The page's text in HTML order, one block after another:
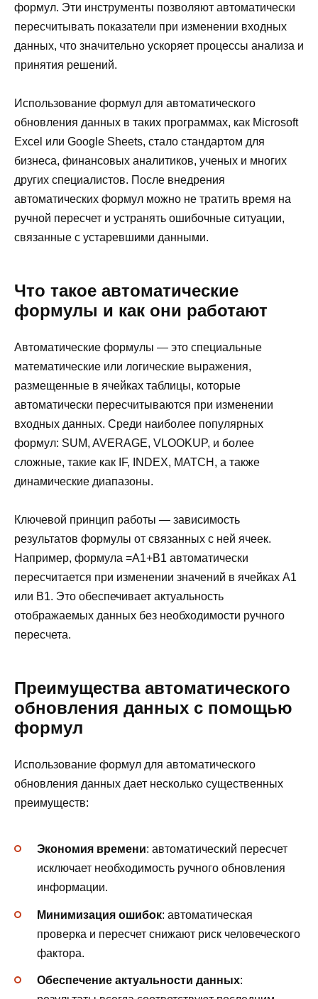
формул. Эти инструменты позволяют автоматически
пересчитывать показатели при изменении входных
данных, что значительно ускоряет процессы анализа и
принятия решений.
Использование формул для автоматического
обновления данных в таких программах, как Microsoft
Excel или Google Sheets, стало стандартом для
бизнеса, финансовых аналитиков, ученых и многих
других специалистов. После внедрения
автоматических формул можно не тратить время на
ручной пересчет и устранять ошибочные ситуации,
связанные с устаревшими данными.
Что такое автоматические
формулы и как они работают
Автоматические формулы — это специальные
математические или логические выражения,
размещенные в ячейках таблицы, которые
автоматически пересчитываются при изменении
входных данных. Среди наиболее популярных
формул: SUM, AVERAGE, VLOOKUP, и более
сложные, такие как IF, INDEX, MATCH, а также
динамические диапазоны.
Ключевой принцип работы — зависимость
результатов формулы от связанных с ней ячеек.
Например, формула =A1+B1 автоматически
пересчитается при изменении значений в ячейках A1
или B1. Это обеспечивает актуальность
отображаемых данных без необходимости ручного
пересчета.
Преимущества автоматического
обновления данных с помощью
формул
Использование формул для автоматического
обновления данных дает несколько существенных
преимуществ:
Экономия времени: автоматический пересчет
исключает необходимость ручного обновления
информации.
Минимизация ошибок: автоматическая
проверка и пересчет снижают риск человеческого
фактора.
Обеспечение актуальности данных: